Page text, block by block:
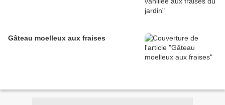
Gâteau moelleux aux fraises